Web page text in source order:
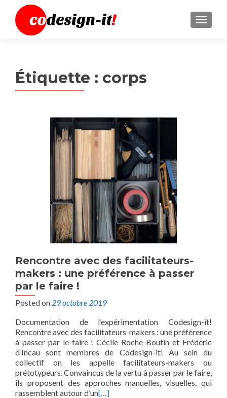
MENU
Étiquette : corps
Rencontre avec des facilitateurs-
makers : une préférence à passer
par le faire !
Posted on 29 octobre 2019
Documentation de l’expérimentation Codesign-it!
Rencontre avec des facilitateurs-makers : une préférence
à passer par le faire ! Cécile Roche-Boutin et Frédéric
d’Incau sont membres de Codesign-it! Au sein du
collectif on les appelle facilitateurs-makers ou
prétotypeurs. Convaincus de la vertu à passer par le faire,
ils proposent des approches manuelles, visuelles, qui
rassemblent autour d’un[…]